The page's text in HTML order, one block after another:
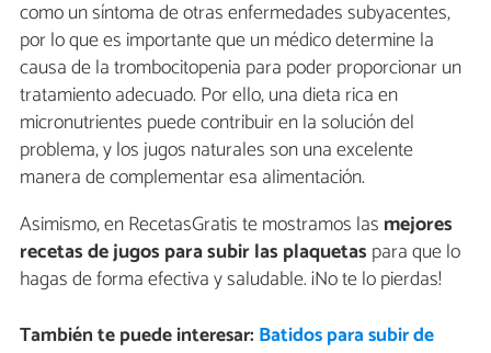
como un síntoma de otras enfermedades subyacentes,
por lo que es importante que un médico determine la
causa de la trombocitopenia para poder proporcionar un
tratamiento adecuado. Por ello, una dieta rica en
micronutrientes puede contribuir en la solución del
problema, y los jugos naturales son una excelente
manera de complementar esa alimentación.
Asimismo, en RecetasGratis te mostramos las mejores
recetas de jugos para subir las plaquetas para que lo
hagas de forma efectiva y saludable. ¡No te lo pierdas!
También te puede interesar: Batidos para subir de